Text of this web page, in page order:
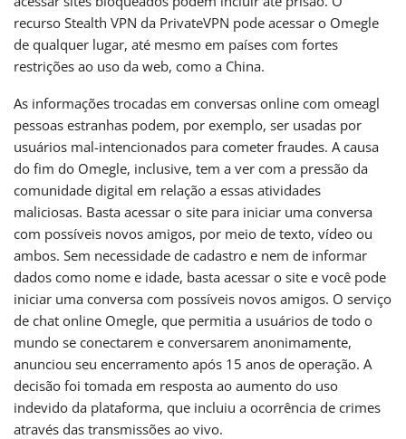
recurso Stealth VPN da PrivateVPN pode acessar o Omegle
de qualquer lugar, até mesmo em países com fortes
restrições ao uso da web, como a China.
As informações trocadas em conversas online com omeagl
pessoas estranhas podem, por exemplo, ser usadas por
usuários mal-intencionados para cometer fraudes. A causa
do fim do Omegle, inclusive, tem a ver com a pressão da
comunidade digital em relação a essas atividades
maliciosas. Basta acessar o site para iniciar uma conversa
com possíveis novos amigos, por meio de texto, vídeo ou
ambos. Sem necessidade de cadastro e nem de informar
dados como nome e idade, basta acessar o site e você pode
iniciar uma conversa com possíveis novos amigos. O serviço
de chat online Omegle, que permitia a usuários de todo o
mundo se conectarem e conversarem anonimamente,
anunciou seu encerramento após 15 anos de operação. A
decisão foi tomada em resposta ao aumento do uso
indevido da plataforma, que incluiu a ocorrência de crimes
através das transmissões ao vivo.